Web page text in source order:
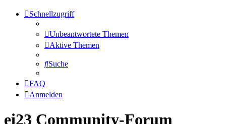
Schnellzugriff
Unbeantwortete Themen
Aktive Themen
Suche
FAQ
Anmelden
ei23 Community-Forum